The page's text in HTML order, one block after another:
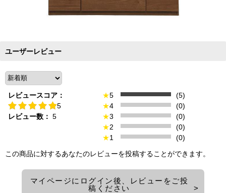
ユーザーレビュー
レビュースコア：
5
レビュー数： 5
★5
(5)
★4
(0)
★3
(0)
★2
(0)
★1
(0)
この商品に対するあなたのレビューを投稿することができます。
マイページにログイン後、レビューをご投
稿ください